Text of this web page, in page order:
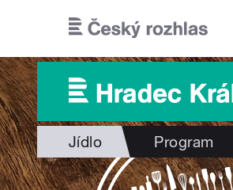
Jídlo Program